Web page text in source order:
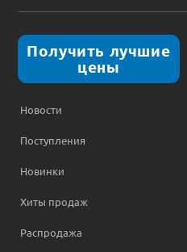
Получить лучшие
цены
Новости
Поступления
Новинки
Хиты продаж
Распродажа